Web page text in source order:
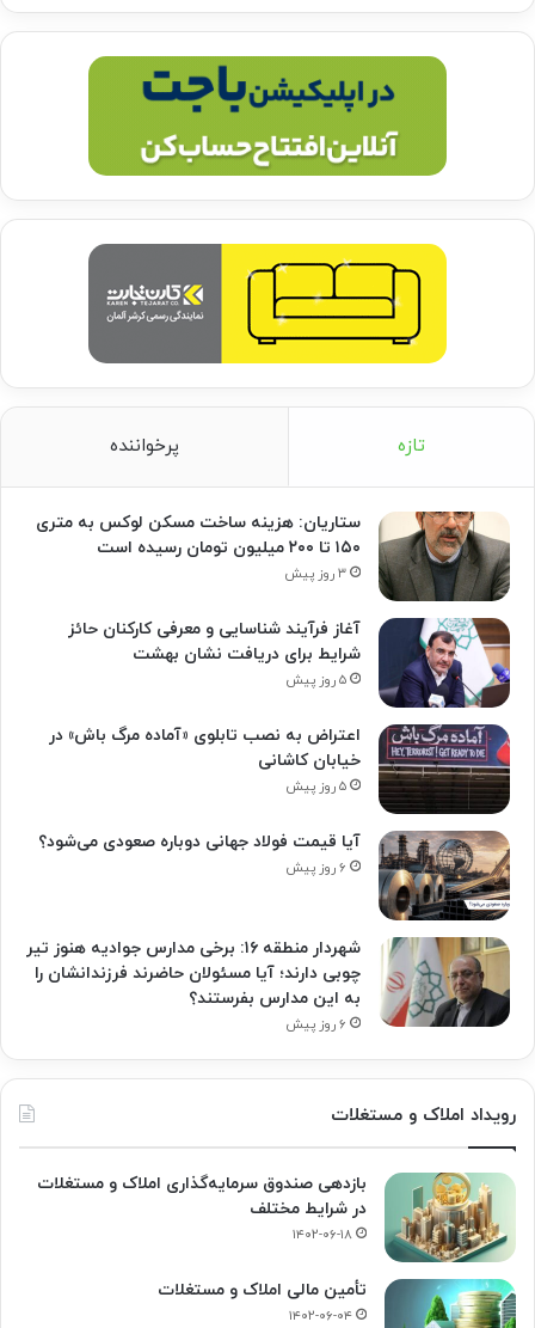
تازه پرخواننده
ستاریان: هزینه ساخت مسکن لوکس به متری
۱۵۰ تا ۲۰۰ میلیون تومان رسیده است
۳ روز پیش
آغاز فرآیند شناسایی و معرفی کارکنان حائز
شرایط برای دریافت نشان بهشت
۵ روز پیش
اعتراض به نصب تابلوی «آماده مرگ باش» در
خیابان کاشانی
۵ روز پیش
آیا قیمت فولاد جهانی دوباره صعودی می‌شود؟
۶ روز پیش
شهردار منطقه ۱۶: برخی مدارس جوادیه هنوز تیر
چوبی دارند؛ آیا مسئولان حاضرند فرزندانشان را
به این مدارس بفرستند؟
۶ روز پیش
رویداد املاک و مستغلات
بازدهی صندوق سرمایه‌گذاری املاک و مستغلات
در شرایط مختلف
۱۴۰۲-۰۶-۱۸
تأمین مالی املاک و مستغلات
۱۴۰۲-۰۶-۰۴